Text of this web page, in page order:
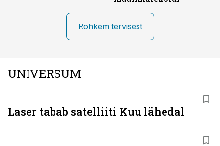
Rohkem tervisest
UNIVERSUM
Laser tabab satelliiti Kuu lähedal